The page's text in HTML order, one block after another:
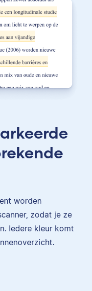
worden
zodat je ze
Iedere kleur komt